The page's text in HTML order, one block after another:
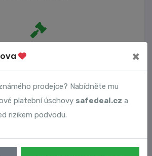
Datum
×
prodejce? Nabídněte mu
platební úschovy safedeal.cz a
rizikem podvodu.